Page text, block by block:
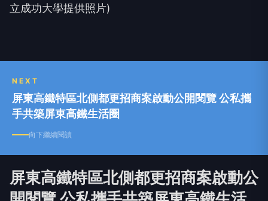
立成功大學提供照片)
NEXT
屏東高鐵特區北側都更招商案啟動公開閱覽 公私攜
手共築屏東高鐵生活圈
向下繼續閱讀
屏東高鐵特區北側都更招商案啟動公